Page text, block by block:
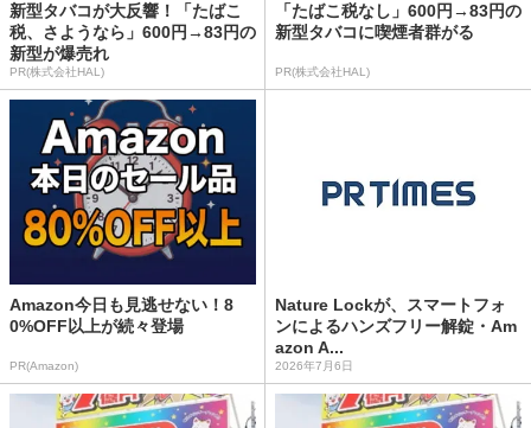
新型タバコが大反響！「たばこ
税、さようなら」600円→83円の
新型が爆売れ
PR(株式会社HAL)
「たばこ税なし」600円→83円の
新型タバコに喫煙者群がる
PR(株式会社HAL)
Amazon今日も見逃せない！8
0%OFF以上が続々登場
PR(Amazon)
Nature Lockが、スマートフォ
ンによるハンズフリー解錠・Am
azon A...
2026年7月6日